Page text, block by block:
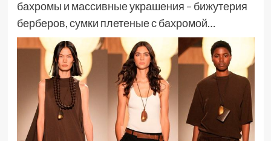
бахромы и массивные украшения – бижутерия
берберов, сумки плетеные с бахромой…